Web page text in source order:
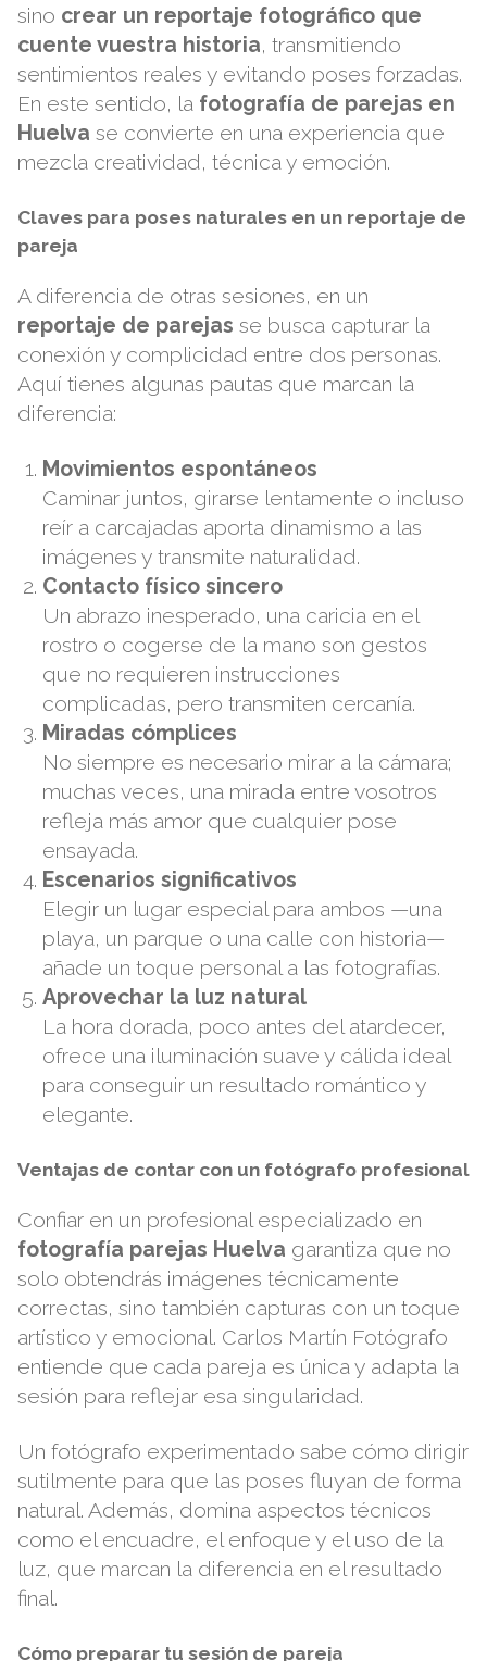
sino crear un reportaje fotográfico que
cuente vuestra historia, transmitiendo
sentimientos reales y evitando poses forzadas.
En este sentido, la fotografía de parejas en
Huelva se convierte en una experiencia que
mezcla creatividad, técnica y emoción.
Claves para poses naturales en un reportaje de
pareja
A diferencia de otras sesiones, en un
reportaje de parejas se busca capturar la
conexión y complicidad entre dos personas.
Aquí tienes algunas pautas que marcan la
diferencia:
Movimientos espontáneos
Caminar juntos, girarse lentamente o incluso
reír a carcajadas aporta dinamismo a las
imágenes y transmite naturalidad.
Contacto físico sincero
Un abrazo inesperado, una caricia en el
rostro o cogerse de la mano son gestos
que no requieren instrucciones
complicadas, pero transmiten cercanía.
Miradas cómplices
No siempre es necesario mirar a la cámara;
muchas veces, una mirada entre vosotros
refleja más amor que cualquier pose
ensayada.
Escenarios significativos
Elegir un lugar especial para ambos —una
playa, un parque o una calle con historia—
añade un toque personal a las fotografías.
Aprovechar la luz natural
La hora dorada, poco antes del atardecer,
ofrece una iluminación suave y cálida ideal
para conseguir un resultado romántico y
elegante.
Ventajas de contar con un fotógrafo profesional
Confiar en un profesional especializado en
fotografía parejas Huelva garantiza que no
solo obtendrás imágenes técnicamente
correctas, sino también capturas con un toque
artístico y emocional. Carlos Martín Fotógrafo
entiende que cada pareja es única y adapta la
sesión para reflejar esa singularidad.
Un fotógrafo experimentado sabe cómo dirigir
sutilmente para que las poses fluyan de forma
natural. Además, domina aspectos técnicos
como el encuadre, el enfoque y el uso de la
luz, que marcan la diferencia en el resultado
final.
Cómo preparar tu sesión de pareja